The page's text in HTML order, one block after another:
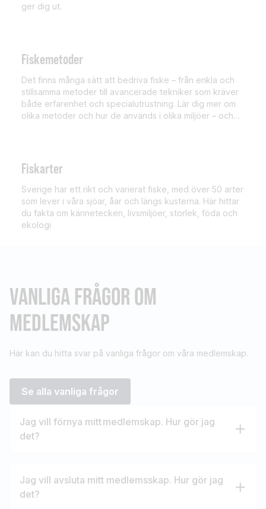
ger dig ut.
Fiskemetoder
Det finns många sätt att bedriva fiske – från enkla och
stillsamma metoder till avancerade tekniker som kräver
både erfarenhet och specialutrustning. Lär dig mer om
olika metoder och hur de används i olika miljöer – och
Fiskarter
Sverige har ett rikt och varierat fiske, med över 50 arter
som lever i våra sjöar, åar och längs kusterna. Här hittar
du fakta om kännetecken, livsmiljöer, storlek, föda och
ekologi
VANLIGA FRÅGOR OM
MEDLEMSKAP
Här kan du hitta svar på vanliga frågor om våra medlemskap.
Se alla vanliga frågor
Jag vill förnya mitt medlemskap. Hur gör jag
det?
Jag vill avsluta mitt medlemsskap. Hur gör jag
det?